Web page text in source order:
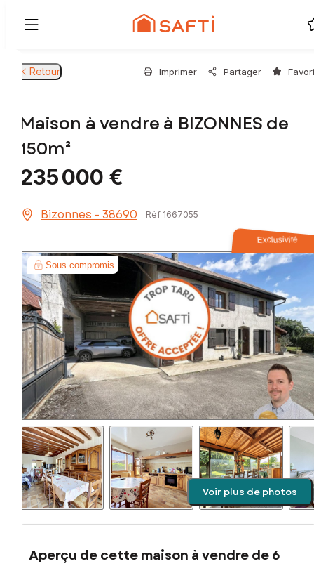
Retour Imprimer Partager
Maison à vendre à BIZONNES de
150m²
235 000 €
Bizonnes - 38690 Réf 1667055
Exclusivité
Sous compromis
Voir plus de photos
Aperçu de cette maison à vendre de 6